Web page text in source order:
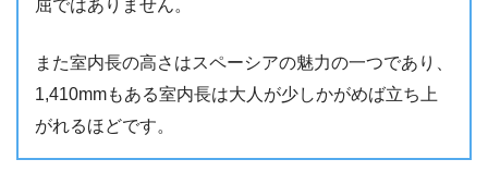
屈ではありません。
また室内長の高さはスペーシアの魅力の一つであり、
1,410mmもある室内長は大人が少しかがめば立ち上
がれるほどです。